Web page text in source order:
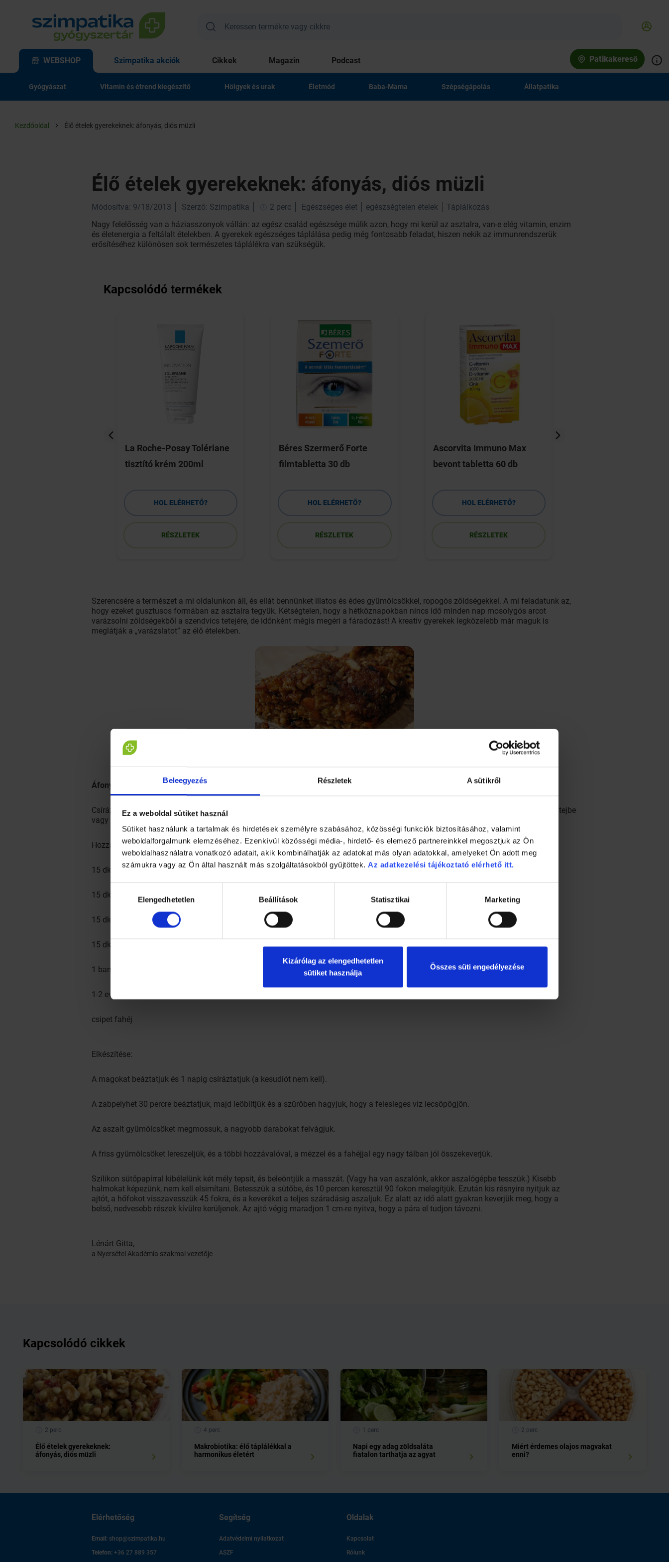
Beleegyezés Részletek A sütikről
Ez a weboldal sütiket használ
Sütiket használunk a tartalmak és hirdetések személyre szabásához, közösségi funkciók biztosításához, valamint
weboldalforgalmunk elemzéséhez. Ezenkívül közösségi média-, hirdető- és elemező partnereinkkel megosztjuk az Ön
weboldalhasználatra vonatkozó adatait, akik kombinálhatják az adatokat más olyan adatokkal, amelyeket Ön adott meg
számukra vagy az Ön által használt más szolgáltatásokból gyűjtöttek. Az adatkezelési tájékoztató elérhető itt.
kiválasztásaElengedhetetlen Beállítások Statisztikai Marketing
Kizárólag az elengedhetetlen
sütiket használja
Összes süti engedélyezése
WEBSHOP Szimpatika akciók Cikkek Magazin Podcast Patikakereső
Gyógyászat Vitamin és étrend kiegészítő Hölgyek és urak Életmód Baba-Mama Szépségápolás Állatpatika
Kezdőoldal Élő ételek gyerekeknek: áfonyás, diós müzli
Élő ételek gyerekeknek: áfonyás, diós müzli
Módosítva: 9/18/2013 Szerző: Szimpatika 2 perc Egészséges élet egészségtelen ételek
Táplálkozás
Nagy felelősség van a háziasszonyok vállán: az egész család egészsége múlik azon, hogy mi kerül az asztalra, van-e elég vitamin, enzim
és életenergia a feltálalt ételekben. A gyerekek egészséges táplálása pedig még fontosabb feladat, hiszen nekik az immunrendszerük
erősítéséhez különösen sok természetes táplálékra van szükségük.
Kapcsolódó termékek
La Roche-Posay Tolériane
tisztító krém 200ml
HOL ELÉRHETŐ?
RÉSZLETEK
Béres Szermerő Forte
filmtabletta 30 db
HOL ELÉRHETŐ?
RÉSZLETEK
Ascorvita Immuno Max
bevont tabletta 60 db
HOL ELÉRHETŐ?
RÉSZLETEK
Szerencsére a természet a mi oldalunkon áll, és ellát bennünket illatos és édes gyümölcsökkel, ropogós zöldségekkel. A mi feladatunk az,
hogy ezeket gusztusos formában az asztalra tegyük. Kétségtelen, hogy a hétköznapokban nincs idő minden nap mosolygós arcot
varázsolni zöldségekből a szendvics tetejére, de időnként mégis megéri a fáradozást! A kreatív gyerekek legközelebb már maguk is
meglátják a „varázslatot” az élő ételekben.
Áfonyás diós müzli (granola)
Csíráztatott gabonából, olajos magokból, friss és aszalt gyümölcsökből, mézből és fűszerekből áll ez a ropogós keverék. Élő mandulatejbe
vagy frissen facsart gyümölcslébe kanalazva kitűnő reggeli, egész napra feltölt energiával.
Hozzávalók:
15 dkg zabpehely
15 dkg dió, 5 dkg kesudió
15 dkg aszalt vörös áfonya, 5 dkg mazsola
15 dkg csíráztatott hajdina
1 banán, 1 alma
1-2 evőkanál méz
csipet fahéj
Elkészítése:
A magokat beáztatjuk és 1 napig csíráztatjuk (a kesudiót nem kell).
A zabpelyhet 30 percre beáztatjuk, majd leöblítjük és a szűrőben hagyjuk, hogy a felesleges víz lecsöpögjön.
Az aszalt gyümölcsöket megmossuk, a nagyobb darabokat felvágjuk.
A friss gyümölcsöket lereszeljük, és a többi hozzávalóval, a mézzel és a fahéjjal egy nagy tálban jól összekeverjük.
Szilikon sütőpapírral kibélelünk két mély tepsit, és beleöntjük a masszát. (Vagy ha van aszalónk, akkor aszalógépbe tesszük.) Kisebb
halmokat képezünk, nem kell elsimítani. Betesszük a sütőbe, és 10 percen keresztül 90 fokon melegítjük. Ezután kis résnyire nyitjuk az
ajtót, a hőfokot visszavesszük 45 fokra, és a keveréket a teljes száradásig aszaljuk. Ez alatt az idő alatt gyakran keverjük meg, hogy a
belső, nedvesebb részek kívülre kerüljenek. Az ajtó végig maradjon 1 cm-re nyitva, hogy a pára el tudjon távozni.
Lénárt Gitta,
a Nyersétel Akadémia szakmai vezetője
Kapcsolódó cikkek
2 perc
Élő ételek gyerekeknek:
áfonyás, diós müzli
4 perc
Makrobiotika: élő táplálékkal a
harmonikus életért
1 perc
Napi egy adag zöldsaláta
fiatalon tarthatja az agyat
2 perc
Miért érdemes olajos magvakat
enni?
Elérhetőség
Email: shop@szimpatika.hu
Telefon: +36 27 889 357
Segítség
Adatvédelmi nyilatkozat
ASZF
Oldalak
Kapcsolat
Rólunk